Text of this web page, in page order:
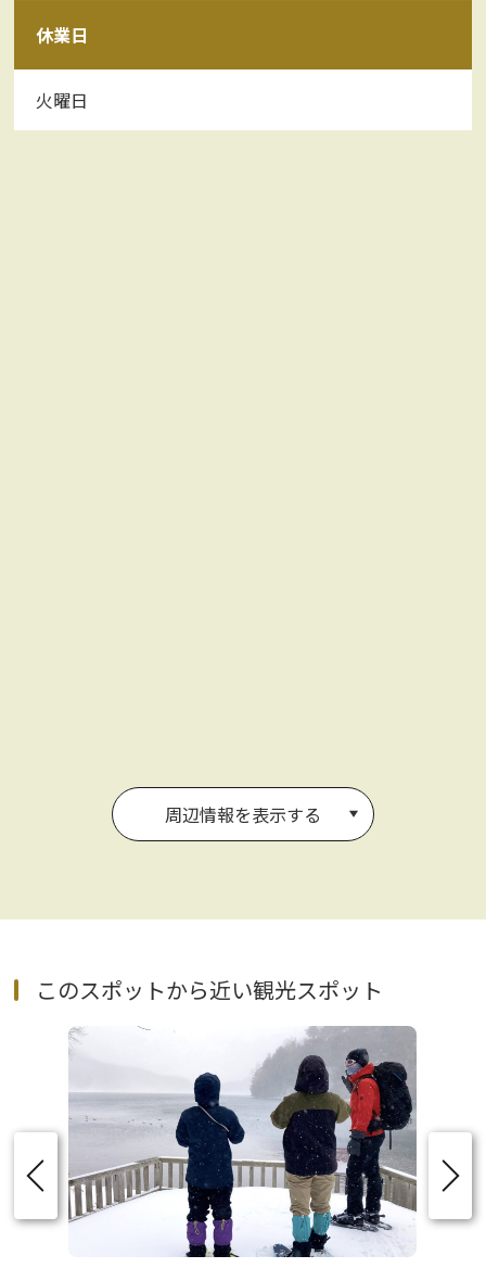
休業日
火曜日
周辺情報を表示する
このスポットから近い観光スポット